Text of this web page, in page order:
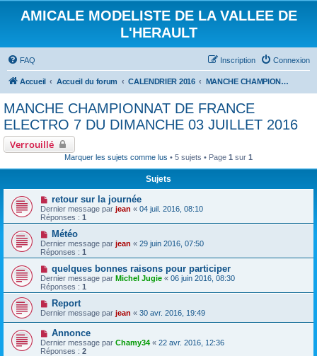
AMICALE MODELISTE DE LA VALLEE DE
L'HERAULT
FAQ Connexion
Inscription
Accueil Accueil du forum CALENDRIER 2016 MANCHE CHAMPIONNAT DE FRANCE ELECTRO 7 DU DIMANCHE 03 JUILLET 2016
MANCHE CHAMPIONNAT DE FRANCE
ELECTRO 7 DU DIMANCHE 03 JUILLET 2016
Verrouillé
Marquer les sujets comme lus • 5 sujets • Page 1 sur 1
Sujets
retour sur la journée
Dernier message par jean « 04 juil. 2016, 08:10
Réponses : 1
Météo
Dernier message par jean « 29 juin 2016, 07:50
Réponses : 1
quelques bonnes raisons pour participer
Dernier message par Michel Jugie « 06 juin 2016, 08:30
Réponses : 1
Report
Dernier message par jean « 30 avr. 2016, 19:49
Annonce
Dernier message par Chamy34 « 22 avr. 2016, 12:36
Réponses : 2